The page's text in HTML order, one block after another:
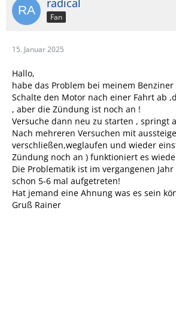
radical
Fan
15. Januar 2025
Hallo,
habe das Problem bei meinem Benziner
Schalte den Motor nach einer Fahrt ab
, aber die Zündung ist noch an !
Versuche dann neu zu starten , springt
Nach mehreren Versuchen mit
verschließen,weglaufen und wieder
Zündung noch an ) funktioniert es
Die Problematik ist im vergangenen
schon 5-6 mal aufgetreten!
Hat jemand eine Ahnung was es sein
Gruß Rainer